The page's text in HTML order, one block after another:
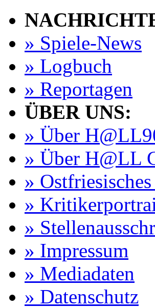
» Spiele-News
» Logbuch
» Reportagen
ÜBER UNS:
» Über
» Über H@LL
»
»
»
» Impressum
» Mediadaten
» Datenschutz